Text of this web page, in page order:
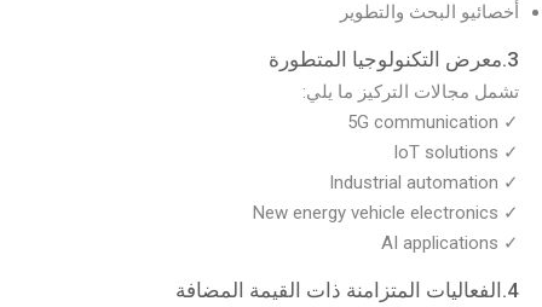
أخصائيو البحث والتطوير
3.معرض التكنولوجيا المتطورة
تشمل مجالات التركيز ما يلي:
✓ 5G communication
✓ IoT solutions
✓ Industrial automation
✓ New energy vehicle electronics
✓ AI applications
4.الفعاليات المتزامنة ذات القيمة المضافة